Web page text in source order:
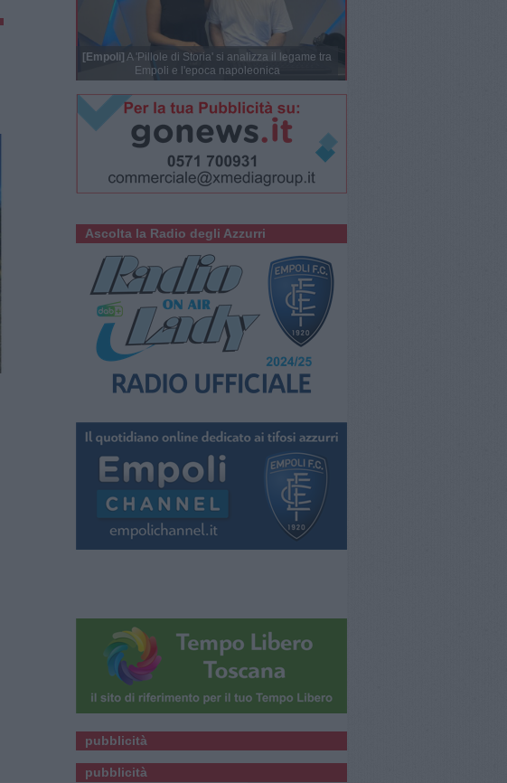
[Empoli] A 'Pillole di Storia' si analizza il legame tra
Empoli e l'epoca napoleonica
Ascolta la Radio degli Azzurri
pubblicità
pubblicità